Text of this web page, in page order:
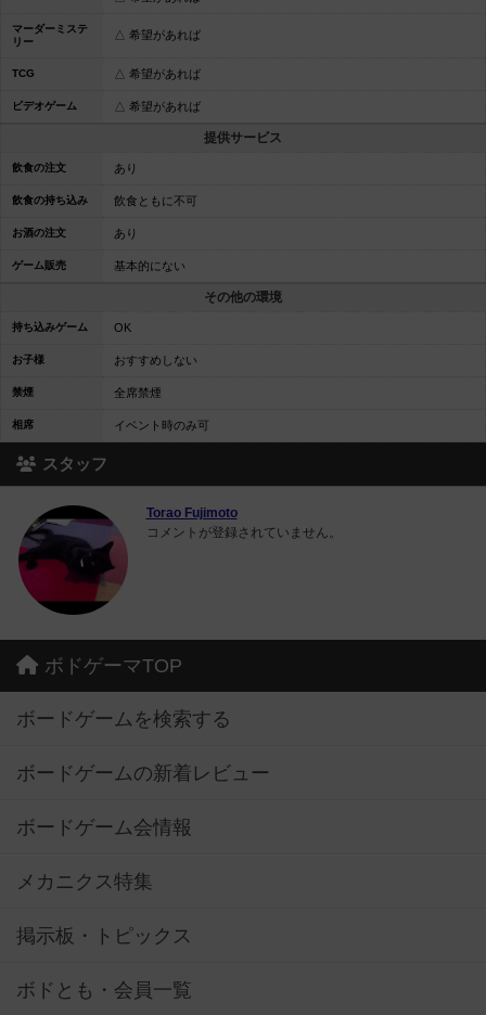
マーダーミステ
リー
△ 希望があれば
TCG △ 希望があれば
ビデオゲーム △ 希望があれば
提供サービス
飲食の注文 あり
飲食の持ち込み 飲食ともに不可
お酒の注文 あり
ゲーム販売 基本的にない
その他の環境
持ち込みゲーム OK
お子様 おすすめしない
禁煙 全席禁煙
相席 イベント時のみ可
スタッフ
Torao Fujimoto
コメントが登録されていません。
ボドゲーマTOP
ボードゲームを検索する
ボードゲームの新着レビュー
ボードゲーム会情報
メカニクス特集
掲示板・トピックス
ボドとも・会員一覧